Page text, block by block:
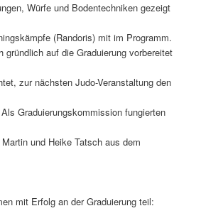
Würfe und Bodentechniken gezeigt
(Randoris) mit im Programm.
gründlich auf die Graduierung vorbereitet
zur nächsten Judo-Veranstaltung den
Graduierungskommission fungierten
und Heike Tatsch aus dem
mit Erfolg an der Graduierung teil: